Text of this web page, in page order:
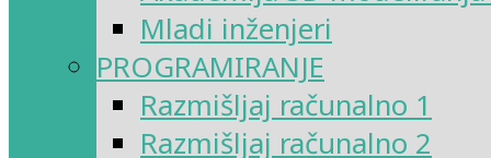
Mladi inženjeri
PROGRAMIRANJE
Razmišljaj računalno 1
Razmišljaj računalno 2